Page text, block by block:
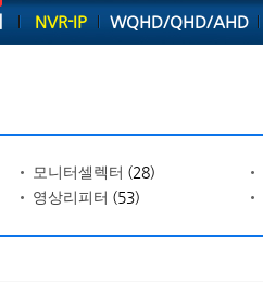
NVR-IP WQHD/QHD/AHD
모니터셀렉터 (28)
영상리피터 (53)